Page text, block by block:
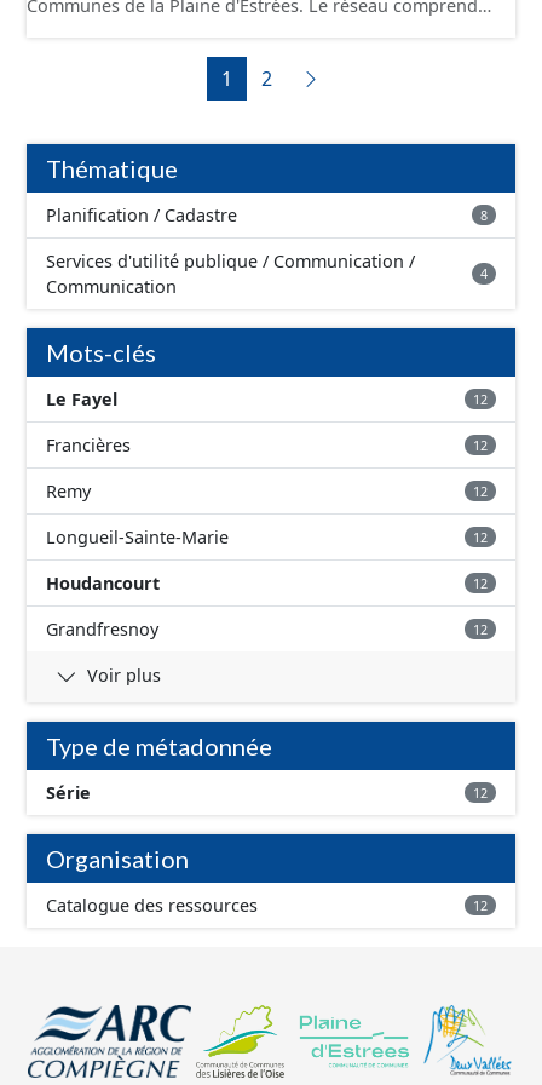
d’adaptation, de réfection ou d’extension de l’existant
capacité d’accueil d’habitants dans le périmètre des
Communes de la Plaine d'Estrées. Le réseau comprend
fonctionnels du réseau (vanne, réservoir, regard,
opercule, plaque pleine, té, réduction, ventouse ...).
1 2
Thématique
Planification / Cadastre 8
Services d'utilité publique / Communication /
Communication
4
Mots-clés
Le Fayel 12
Francières 12
Remy 12
Longueil-Sainte-Marie 12
Houdancourt 12
Grandfresnoy 12
Voir plus
Type de métadonnée
Série 12
Organisation
Catalogue des ressources 12